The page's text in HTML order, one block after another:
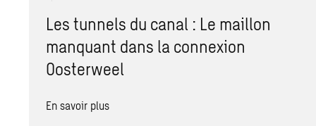
Les tunnels du canal : Le maillon
manquant dans la connexion
Oosterweel
En savoir plus